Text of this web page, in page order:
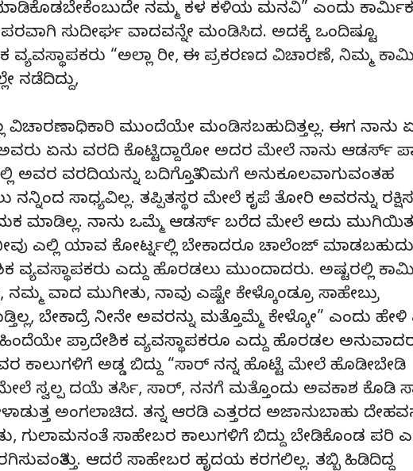
ನಮ್ಮ ಕಳ ಕಳಿಯ ಮನವಿ” ಎಂದು ಕಾರ್ಮಿಕ
ಸುದೀರ್ಘ ವಾದವನ್ನೇ ಮಂಡಿಸಿದ. ಅದಕ್ಕೆ ಒಂದಿಷ್ಟೂ
ವ್ಯವಸ್ಥಾಪಕರು “ಅಲ್ಲಾ ರೀ, ಈ ಪ್ರಕರಣದ ವಿಚಾರಣೆ, ನಿಮ್ಮ
ನಡೆದಿದ್ದು,
ವಿಚಾರಣಾಧಿಕಾರಿ ಮುಂದೆಯೇ ಮಂಡಿಸಬಹುದಿತ್ತಲ್ಲ. ಈಗ ನಾನು
ಏನು ವರದಿ ಕೊಟ್ಟಿದ್ದಾರೋ ಅದರ ಮೇಲೆ ನಾನು ಆಡರ್ಸ್
ಅವರ ವರದಿಯನ್ನು ಬದಿಗೊತ್ತಿ ನಿಮಗೆ ಅನುಕೂಲವಾಗುವಂತಹ
ಸಾಧ್ಯವಿಲ್ಲ. ತಪ್ಪಿತಸ್ಥರ ಮೇಲೆ ಕೃಪೆ ತೋರಿ ಅವರನ್ನು
ನೇಮಕ ಮಾಡಿಲ್ಲ. ನಾನು ಒಮ್ಮೆ ಆಡರ್ಸ್ ಬರೆದ ಮೇಲೆ ಅದು
ಎಲ್ಲಿ ಯಾವ ಕೋರ್ಟ್ನಲ್ಲಿ ಬೇಕಾದರೂ ಚಾಲೆಂಜ್
ವ್ಯವಸ್ಥಾಪಕರು ಎದ್ದು ಹೊರಡಲು ಮುಂದಾದರು. ಅಷ್ಟರಲ್ಲಿ
ವಾದ ಮುಗೀತು, ನಾವು ಎಷ್ಟೇ ಕೇಳ್ಕೊಂಡ್ರೂ ಸಾಹೇಬ್ರು
ಬೇಕಾದ್ರೆ ನೀನೇ ಅವರನ್ನು ಮತ್ತೊಮ್ಮೆ ಕೇಳ್ಕೋ” ಎಂದು ಹೇಳಿ
ಪ್ರಾದೇಶಿಕ ವ್ಯವಸ್ಥಾಪಕರೂ ಎದ್ದು ಹೊರಡಲ
ಕಾಲುಗಳಿಗೆ ಅಡ್ಡ ಬಿದ್ದು “ಸಾರ್ ನನ್ನ ಹೊಟ್ಟೆ ಮೇಲೆ ಹೊಡೀಬೇಡಿ
ಸ್ವಲ್ಪ ದಯೆ ತರ್ಸಿ, ಸಾರ್, ನನಗೆ ಮತ್ತೊಂದು ಅವಕಾಶ ಕೊಡಿ
ಅಂಗಲಾಚಿದ. ತನ್ನ ಆರಡಿ ಎತ್ತರದ ಅಜಾನುಬಾಹು
ಗುಲಾಮನಂತೆ ಸಾಹೇಬರ ಕಾಲುಗಳಿಗೆ ಬಿದ್ದು ಬೇಡಿಕೊಂಡ ಪರಿ
ಆದರೆ ಸಾಹೇಬರ ಹೃದಯ ಕರಗಲಿಲ್ಲ. ತಬ್ಬಿ ಹಿಡಿದಿದ್ದ